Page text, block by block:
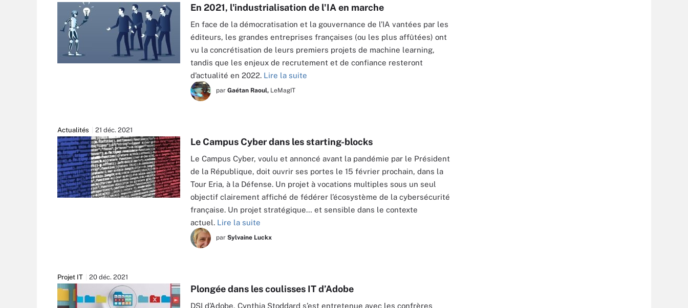
En 2021, l'industrialisation de l'IA en marche
En face de la démocratisation et la gouvernance de l’IA vantées par les
éditeurs, les grandes entreprises françaises (ou les plus affûtées) ont
vu la concrétisation de leurs premiers projets de machine learning,
tandis que les enjeux de recrutement et de confiance resteront
d’actualité en 2022. Lire la suite
par Gaétan Raoul, LeMagIT
Actualités 21 déc. 2021
Le Campus Cyber dans les starting-blocks
Le Campus Cyber, voulu et annoncé avant la pandémie par le Président
de la République, doit ouvrir ses portes le 15 février prochain, dans la
Tour Eria, à la Défense. Un projet à vocations multiples sous un seul
objectif clairement affiché de fédérer l’écosystème de la cybersécurité
française. Un projet stratégique… et sensible dans le contexte
actuel. Lire la suite
par Sylvaine Luckx
Projet IT 20 déc. 2021
Plongée dans les coulisses IT d’Adobe
DSI d’Adobe, Cynthia Stoddard s’est entretenue avec les confrères